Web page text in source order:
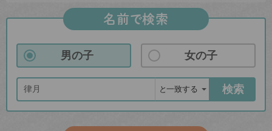
名前で検索
男の子 女の子
検索